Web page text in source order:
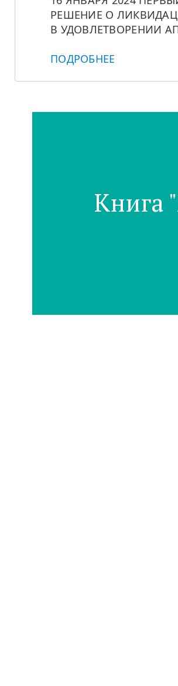
РЕШЕНИЕ О
В УДОВЛЕТВОРЕНИИ
ПОДРОБНЕЕ
Книга